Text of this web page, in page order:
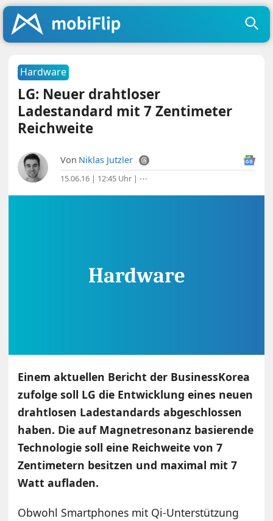
Hardware
LG: Neuer drahtloser
Ladestandard mit 7 Zentimeter
Reichweite
Von Niklas Jutzler
15.06.16 | 12:45 Uhr | ⋯
Einem aktuellen Bericht der BusinessKorea
zufolge soll LG die Entwicklung eines neuen
drahtlosen Ladestandards abgeschlossen
haben. Die auf Magnetresonanz basierende
Technologie soll eine Reichweite von 7
Zentimetern besitzen und maximal mit 7
Watt aufladen.
Obwohl Smartphones mit Qi-Unterstützung